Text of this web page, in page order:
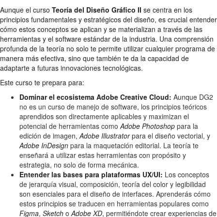
Aunque el curso Teoría del Diseño Gráfico II se centra en los
principios fundamentales y estratégicos del diseño, es crucial entender
cómo estos conceptos se aplican y se materializan a través de las
herramientas y el software estándar de la industria. Una comprensión
profunda de la teoría no solo te permite utilizar cualquier programa de
manera más efectiva, sino que también te da la capacidad de
adaptarte a futuras innovaciones tecnológicas.
Este curso te prepara para:
Dominar el ecosistema Adobe Creative Cloud: Aunque DG2
no es un curso de manejo de software, los principios teóricos
aprendidos son directamente aplicables y maximizan el
potencial de herramientas como Adobe Photoshop para la
edición de imagen, Adobe Illustratorpara el diseño vectorial, y
Adobe InDesign para la maquetación editorial. La teoría te
enseñará a utilizar estas herramientas con propósito y
estrategia, no solo de forma mecánica.
Entender las bases para plataformas UX/UI: Los conceptos
de jerarquía visual, composición, teoría del color y legibilidad
son esenciales para el diseño de interfaces. Aprenderás cómo
estos principios se traducen en herramientas populares como
Figma, Sketch o Adobe XD, permitiéndote crear experiencias de